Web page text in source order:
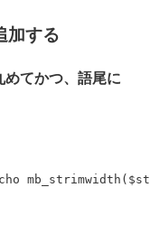
加する
てかつ、語尾に
$str = "Apple"; 	echo